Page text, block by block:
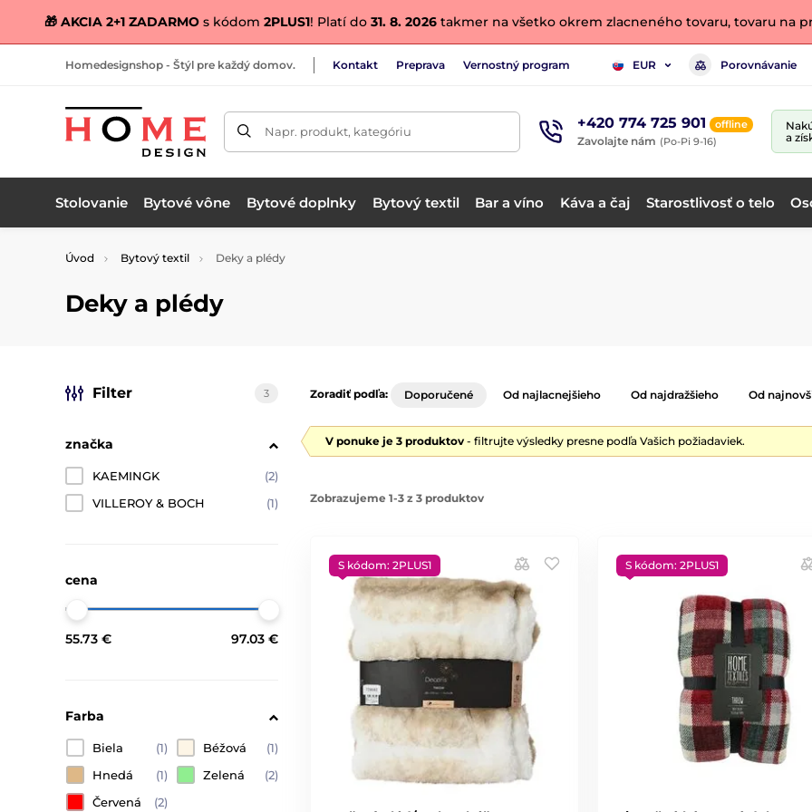
🎁 AKCIA 2+1 ZADARMO s kódom 2PLUS1! Platí do 31. 8. 2026 takmer na všetko okrem zlacneného tovaru, tovaru na
Homedesignshop - Štýl pre každý domov. Kontakt Preprava Vernostný program EUR Porovnávanie
Napr. produkt, kategóriu +420 774 725 901 offline
Zavolajte nám (Po-Pi 9-16)
a
Stolovanie Bytové vône Bytové doplnky Bytový textil Bar a víno Káva a čaj Starostlivosť o telo
Úvod Bytový textil Deky a plédy
Deky a plédy
Filter 3
značka
KAEMINGK
(2)
VILLEROY & BOCH
(1)
cena
55.73 € 97.03 €
Farba
Biela (1) Béžová
(1)
Hnedá
(1) Zelená
(2)
Červená
(2)
Zoradiť podľa: Doporučené Od najlacnejšieho Od najdražšieho Od
V ponuke je 3 produktov - filtrujte výsledky presne podľa Vašich požiadaviek.
Zobrazujeme 1-3 z 3 produktov
S kódom: 2PLUS1 S kódom: 2PLUS1